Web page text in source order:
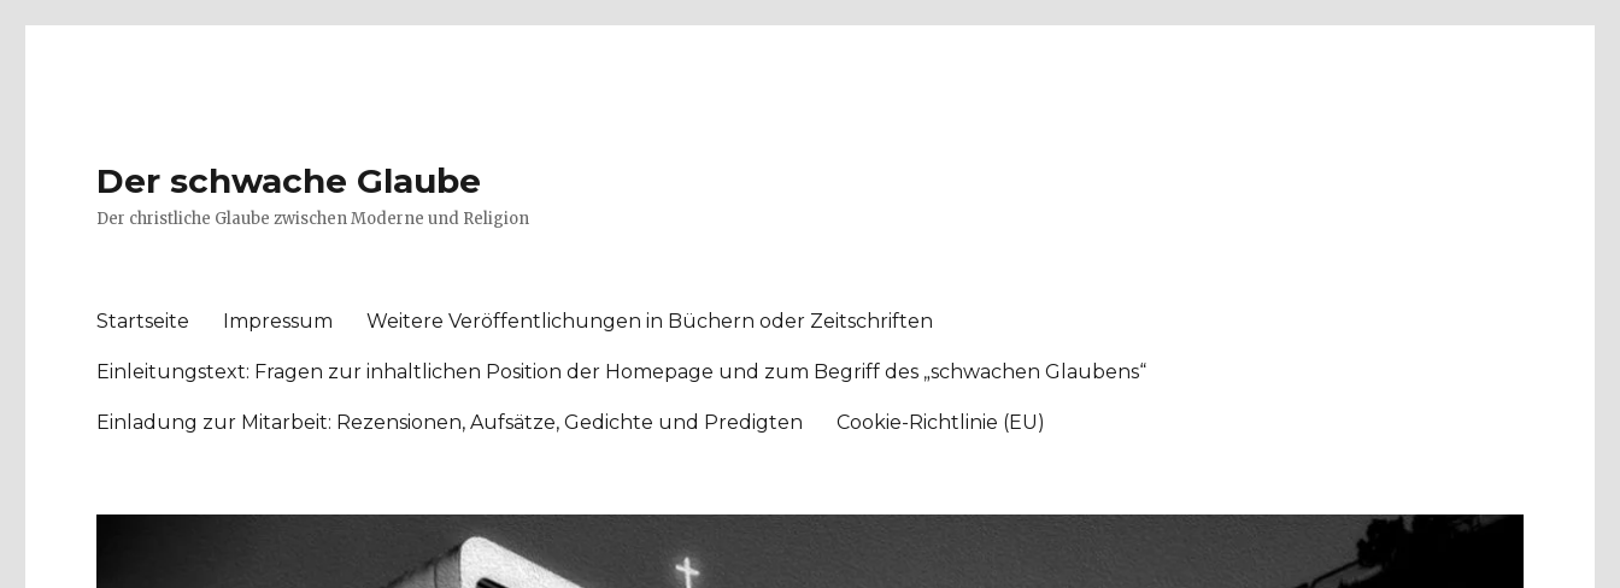
Der schwache Glaube
Der christliche Glaube zwischen Moderne und Religion
Startseite Impressum Weitere Veröffentlichungen in Büchern oder Zeitschriften
Einleitungstext: Fragen zur inhaltlichen Position der Homepage und zum Begriff des „schwachen Glaubens“
Einladung zur Mitarbeit: Rezensionen, Aufsätze, Gedichte und Predigten Cookie-Richtlinie (EU)